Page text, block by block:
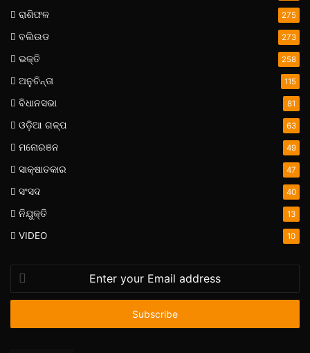
ରାଶିଫଳ 275
ବଲିଉଡ 273
ଭକ୍ତି 258
ଅନୁଚିନ୍ତା 115
ବିଧାନସଭା 81
ଓଡ଼ିଆ ଗଳ୍ପ 63
ମନୋରଞନ 49
ସାକ୍ଷାତକାର 47
ସଂସଦ 40
ନିଯୁକ୍ତି 13
VIDEO 10
your
Email